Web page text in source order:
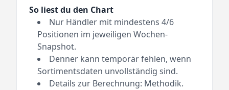
So liest du den Chart
Nur Händler mit mindestens 4/6
Positionen im jeweiligen Wochen-
Snapshot.
Denner kann temporär fehlen, wenn
Sortimentsdaten unvollständig sind.
Details zur Berechnung: Methodik.